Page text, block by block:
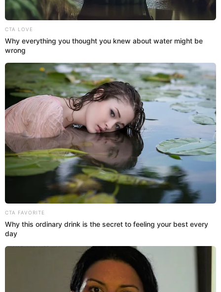
Tras sus líos legales, Shirley Arica decidió comentar sobre la
reciente salida del padre de su hija, Rodney Pío, con Chris Soifer a
una discoteca.
Espectáculos El Popular
Shirley Arica asegura que ya inició trámites de
divorcio con Rodney Pío: "Él no quiso firmar un
acuerdo" [VIDEO]
La joven modelo Shirley Arica explicó cuál es su situación con su
expareja y padre de su hija Rodney Pío, quien apareció con Chris
Soifer.
Espectáculos El Popular